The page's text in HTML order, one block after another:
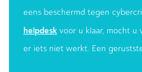
eens beschermd tegen
helpdesk voor u klaar, mocht u
er iets niet werkt. Een